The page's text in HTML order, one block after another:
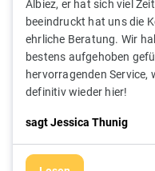
Albiez, er hat sich viel
beeindruckt hat uns die
ehrliche Beratung. Wir
bestens aufgehoben
hervorragenden Service,
definitiv wieder hier!
sagt Jessica Thunig